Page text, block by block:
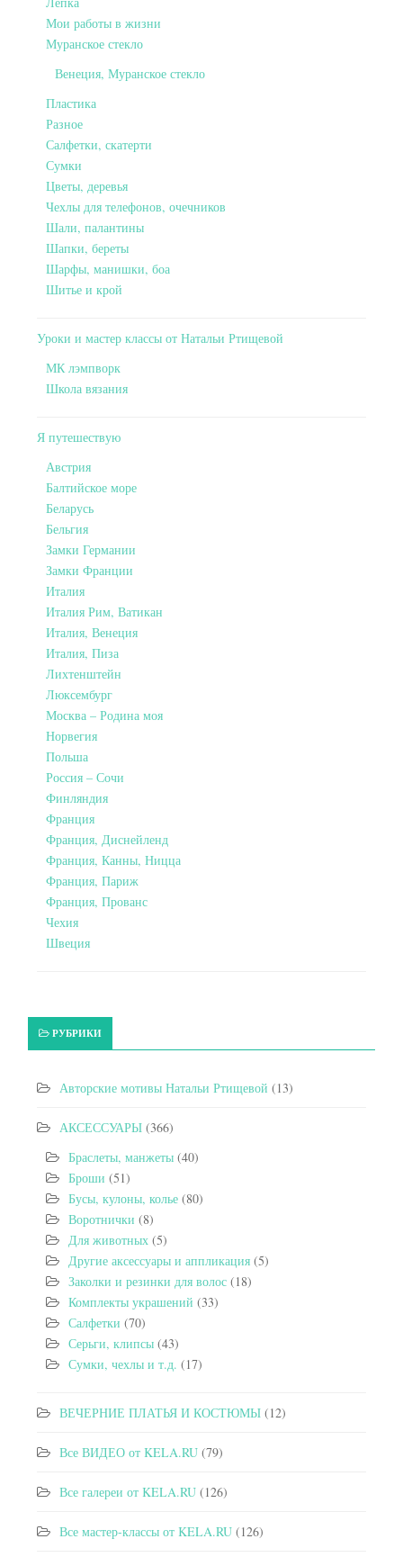
Мои работы в жизни
Муранское стекло
Венеция, Муранское стекло
Пластика
Разное
Салфетки, скатерти
Сумки
Цветы, деревья
Чехлы для телефонов, очечников
Шали, палантины
Шапки, береты
Шарфы, манишки, боа
Шитье и крой
Уроки и мастер классы от Натальи Ртищевой
МК лэмпворк
Школа вязания
Я путешествую
Австрия
Балтийское море
Беларусь
Бельгия
Замки Германии
Замки Франции
Италия
Италия Рим, Ватикан
Италия, Венеция
Италия, Пиза
Лихтенштейн
Люксембург
Москва – Родина моя
Норвегия
Польша
Россия – Сочи
Финляндия
Франция
Франция, Диснейленд
Франция, Канны, Ницца
Франция, Париж
Франция, Прованс
Чехия
Швеция
РУБРИКИ
Авторские мотивы Натальи Ртищевой (13)
АКСЕССУАРЫ (366)
Браслеты, манжеты (40)
Броши (51)
Бусы, кулоны, колье (80)
Воротнички (8)
Для животных (5)
Другие аксессуары и аппликация (5)
Заколки и резинки для волос (18)
Комплекты украшений (33)
Салфетки (70)
Серьги, клипсы (43)
Сумки, чехлы и т.д. (17)
ВЕЧЕРНИЕ ПЛАТЬЯ И КОСТЮМЫ (12)
Все ВИДЕО от KELA.RU (79)
Все галереи от KELA.RU (126)
Все мастер-классы от KELA.RU (126)